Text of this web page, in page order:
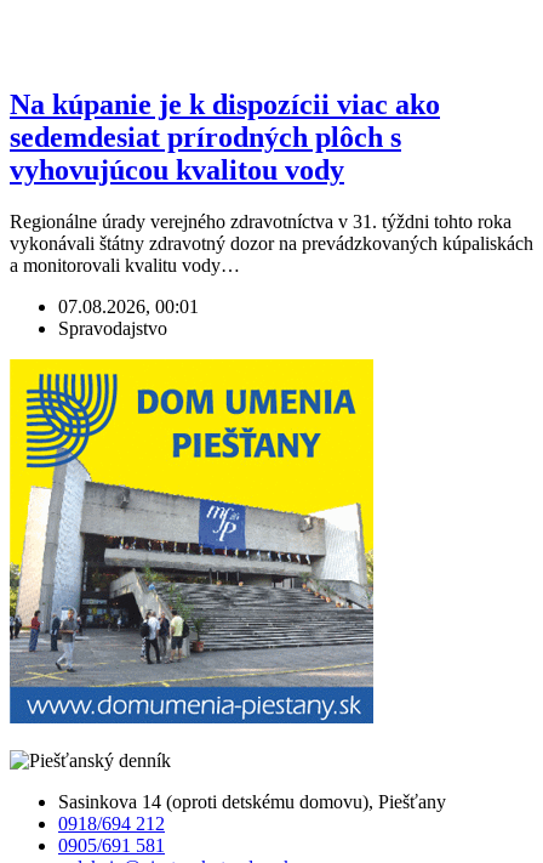
Na kúpanie je k dispozícii viac ako
sedemdesiat prírodných plôch s
vyhovujúcou kvalitou vody
Regionálne úrady verejného zdravotníctva v 31. týždni tohto roka
vykonávali štátny zdravotný dozor na prevádzkovaných kúpaliskách
a monitorovali kvalitu vody…
07.08.2026, 00:01
Spravodajstvo
Sasinkova 14 (oproti detskému domovu), Piešťany
0918/694 212
0905/691 581